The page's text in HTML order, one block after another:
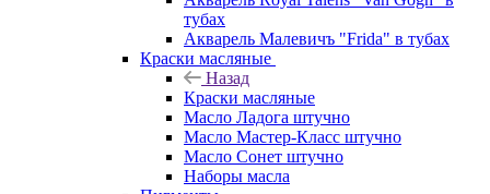
тубах
Акварель Малевичъ "Frida" в тубах
Краски масляные
Назад
Краски масляные
Масло Ладога штучно
Масло Мастер-Класс штучно
Масло Сонет штучно
Наборы масла